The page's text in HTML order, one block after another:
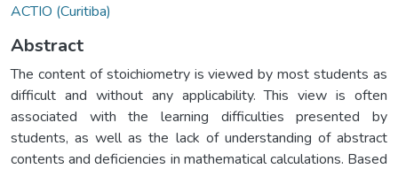
ACTIO (Curitiba)
Abstract
The content of stoichiometry is viewed by most students as
difficult and without any applicability. This view is often
associated with the learning difficulties presented by
students, as well as the lack of understanding of abstract
contents and deficiencies in mathematical calculations. Based